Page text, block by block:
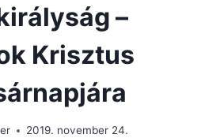
–
Krisztus
2019. november 24.